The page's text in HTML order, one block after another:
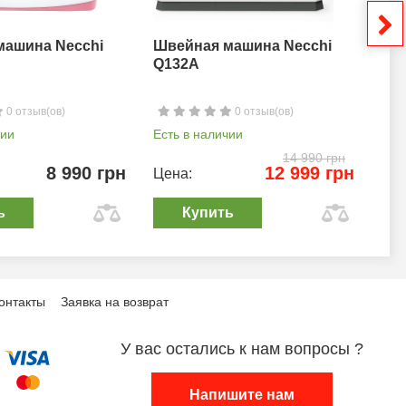
Necchi
0 отзыв(ов)
8 990 грн
Швейная машина Necchi
Q132A
0 отзыв(ов)
Есть в наличии
14 990 грн
Цена: 12 999 грн
Купить
Заявка на возврат
У вас остались к нам вопросы ?
Напишите нам